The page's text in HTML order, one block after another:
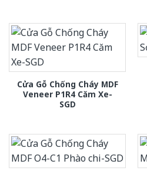
Cửa Gỗ Chống Cháy MDF
Veneer P1R4 Căm Xe-
SGD